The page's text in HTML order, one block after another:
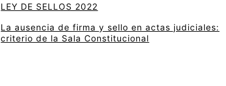
LEY DE SELLOS 2022
La ausencia de firma y sello en actas judiciales:
criterio de la Sala Constitucional